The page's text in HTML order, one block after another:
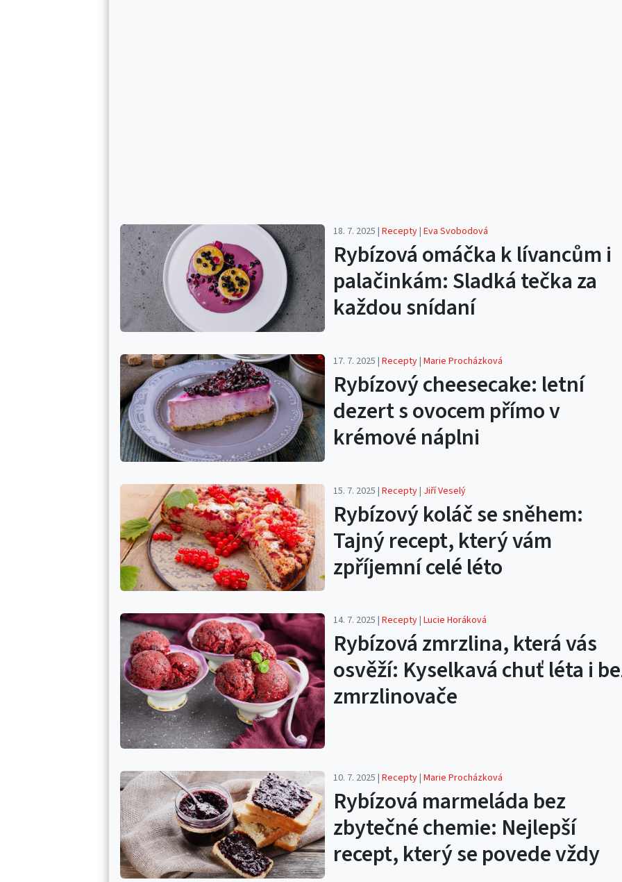
18. 7. 2025 | Recepty| Eva Svobodová
Rybízová omáčka k lívancům i
palačinkám: Sladká tečka za
každou snídaní
17. 7. 2025 | Recepty| Marie Procházková
Rybízový cheesecake: letní
dezert s ovocem přímo v
krémové náplni
15. 7. 2025 | Recepty| Jiří Veselý
Rybízový koláč se sněhem:
Tajný recept, který vám
zpříjemní celé léto
14. 7. 2025 | Recepty| Lucie Horáková
Rybízová zmrzlina, která vás
osvěží: Kyselkavá chuť léta i
zmrzlinovače
10. 7. 2025 | Recepty| Marie Procházková
Rybízová marmeláda bez
zbytečné chemie: Nejlepší
recept, který se povede vždy